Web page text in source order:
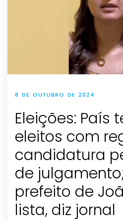
8 DE OUTUBRO DE 2024
Eleições: País
eleitos com
candidatura
de
prefeito de
lista, diz jornal